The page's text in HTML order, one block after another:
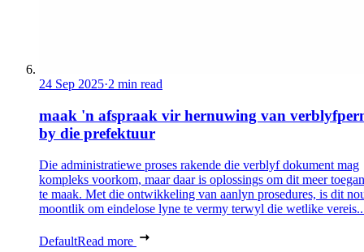
24 Sep 2025·2 min read
maak 'n afspraak vir hernuwing van
by die prefektuur
Die administratiewe proses rakende die verblyf dokument mag
kompleks voorkom, maar daar is oplossings om dit meer
te maak. Met die ontwikkeling van aanlyn prosedures, is dit
moontlik om eindelose lyne te vermy terwyl die wetlike
DefaultRead more